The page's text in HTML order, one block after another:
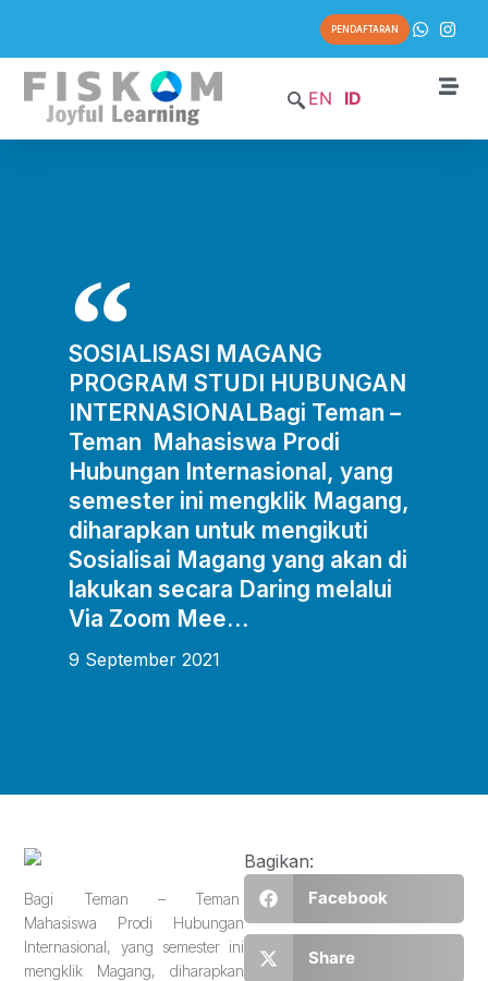
PENDAFTARAN
EN ID
SOSIALISASI MAGANG
PROGRAM STUDI HUBUNGAN
INTERNASIONALBagi Teman –
Teman Mahasiswa Prodi
Hubungan Internasional, yang
semester ini mengklik Magang,
diharapkan untuk mengikuti
Sosialisai Magang yang akan di
lakukan secara Daring melalui
Via Zoom Mee…
9 September 2021
Bagi Teman – Teman
Mahasiswa Prodi Hubungan
Internasional, yang semester ini
mengklik Magang, diharapkan
Bagikan:
Facebook
Share